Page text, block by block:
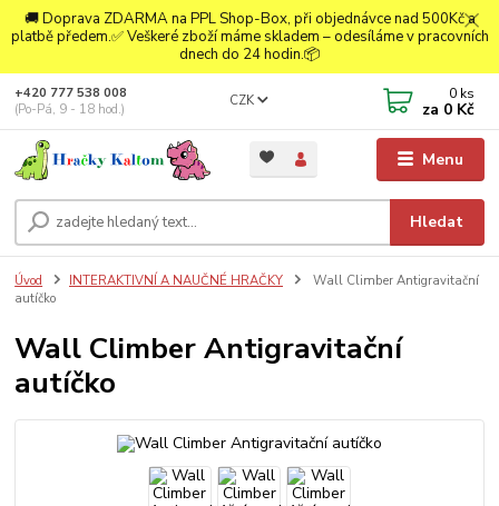
🚚 Doprava ZDARMA na PPL Shop-Box, při objednávce nad 500Kč a
platbě předem.✅ Veškeré zboží máme skladem – odesíláme v pracovních
dnech do 24 hodin.📦
Menu
CZK
Hledat
+420 777 538 008
(Po-Pá, 9 - 18 hod.)
0 ks
za 0 Kč
Úvod INTERAKTIVNÍ A NAUČNÉ HRAČKY
Wall Climber Antigravitační
autíčko
Wall Climber Antigravitační
autíčko